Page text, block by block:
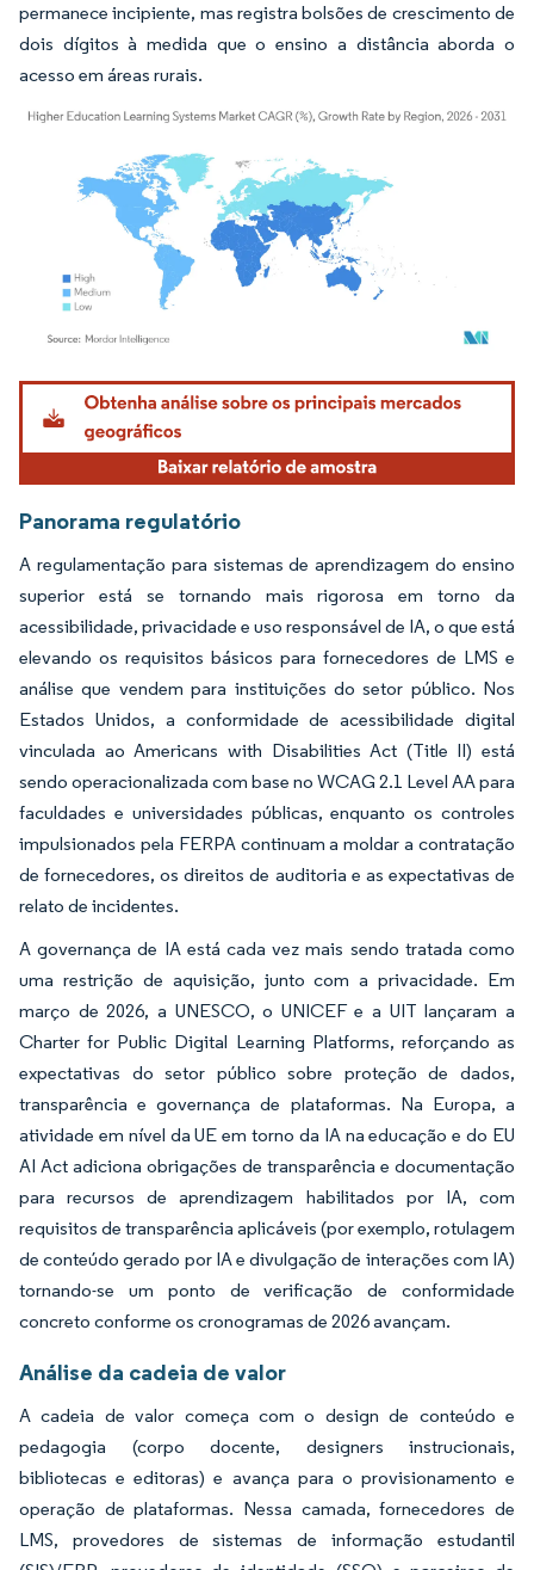
permanece incipiente, mas registra bolsões de crescimento de
dois dígitos à medida que o ensino a distância aborda o
acesso em áreas rurais.
Imagem © Mordor Intelligence. O reuso requer atribuição conforme CC BY 4.0.
Panorama regulatório
A regulamentação para sistemas de aprendizagem do ensino
superior está se tornando mais rigorosa em torno da
acessibilidade, privacidade e uso responsável de IA, o que está
elevando os requisitos básicos para fornecedores de LMS e
análise que vendem para instituições do setor público. Nos
Estados Unidos, a conformidade de acessibilidade digital
vinculada ao Americans with Disabilities Act (Title II) está
sendo operacionalizada com base no WCAG 2.1 Level AA para
faculdades e universidades públicas, enquanto os controles
impulsionados pela FERPA continuam a moldar a contratação
de fornecedores, os direitos de auditoria e as expectativas de
relato de incidentes.
A governança de IA está cada vez mais sendo tratada como
uma restrição de aquisição, junto com a privacidade. Em
março de 2026, a UNESCO, o UNICEF e a UIT lançaram a
Charter for Public Digital Learning Platforms, reforçando as
expectativas do setor público sobre proteção de dados,
transparência e governança de plataformas. Na Europa, a
atividade em nível da UE em torno da IA na educação e do EU
AI Act adiciona obrigações de transparência e documentação
para recursos de aprendizagem habilitados por IA, com
requisitos de transparência aplicáveis (por exemplo, rotulagem
de conteúdo gerado por IA e divulgação de interações com IA)
tornando-se um ponto de verificação de conformidade
concreto conforme os cronogramas de 2026 avançam.
Análise da cadeia de valor
A cadeia de valor começa com o design de conteúdo e
pedagogia (corpo docente, designers instrucionais,
bibliotecas e editoras) e avança para o provisionamento e
operação de plataformas. Nessa camada, fornecedores de
LMS, provedores de sistemas de informação estudantil